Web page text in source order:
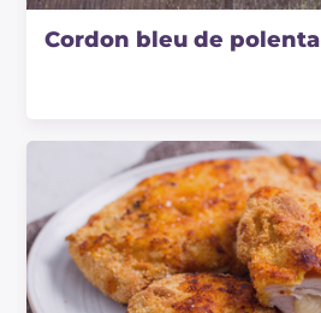
Cordon bleu de polenta